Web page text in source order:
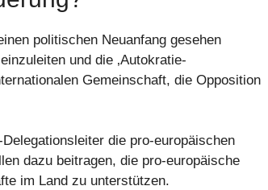
politischen Neuanfang gesehen
und die ‚Autokratie-
Gemeinschaft, die Opposition
die pro-europäischen
dazu beitragen, die pro-europäische
im Land zu unterstützen.